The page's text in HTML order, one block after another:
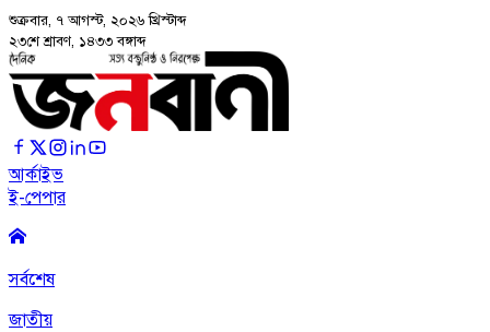
শুক্রবার, ৭ আগস্ট, ২০২৬ খ্রিস্টাব্দ
২৩শে শ্রাবণ, ১৪৩৩ বঙ্গাব্দ
আর্কাইভ
ই-পেপার
সর্বশেষ
জাতীয়